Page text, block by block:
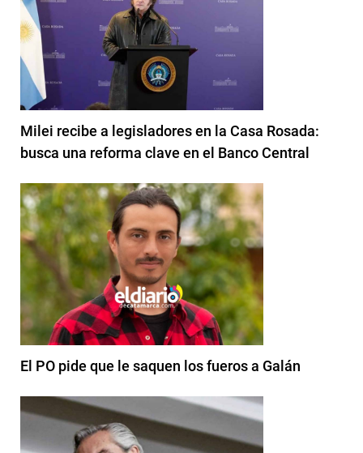
Milei recibe a legisladores en la Casa Rosada:
busca una reforma clave en el Banco Central
El PO pide que le saquen los fueros a Galán